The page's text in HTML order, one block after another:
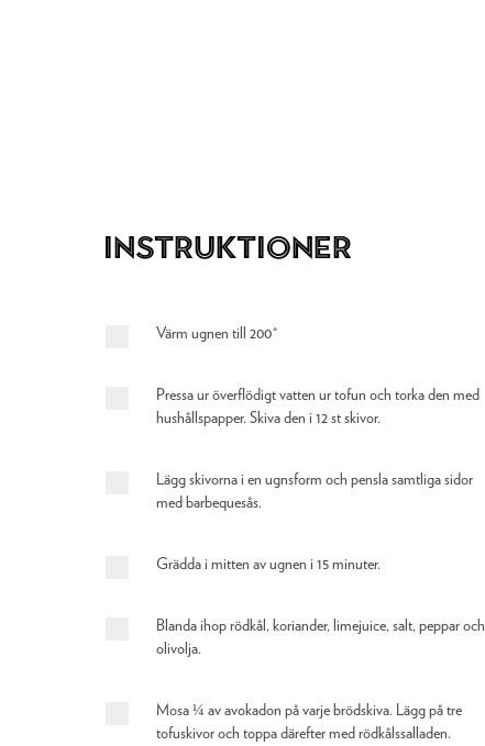
Instruktioner
Värm ugnen till 200°
Pressa ur överflödigt vatten ur tofun och torka den med
hushållspapper. Skiva den i 12 st skivor.
Lägg skivorna i en ugnsform och pensla samtliga sidor
med barbequesås.
Grädda i mitten av ugnen i 15 minuter.
Blanda ihop rödkål, koriander, limejuice, salt, peppar och
olivolja.
Mosa ¼ av avokadon på varje brödskiva. Lägg på tre
tofuskivor och toppa därefter med rödkålssalladen.